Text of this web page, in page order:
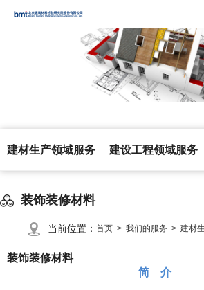
建材生产领域服务 建设工程领域服务
装饰装修材料
当前位置： 首页 > 我们的服务 > 建材
装饰装修材料
简 介